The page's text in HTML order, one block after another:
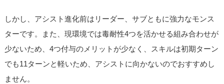
しかし、アシスト進化前はリーダー、サブともに強力なモンス
ターです。また、現環境では毒耐性4つを活かせる組み合わせが
少ないため、4つ付与のメリットが少なく、スキルは初期ターン
でも11ターンと軽いため、アシストに向かないのでおすすめし
ません。